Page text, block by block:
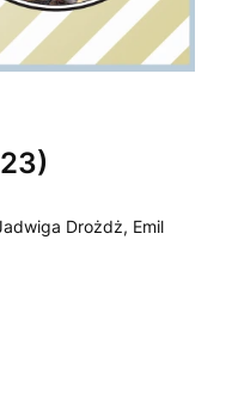
Drożdż, Emil